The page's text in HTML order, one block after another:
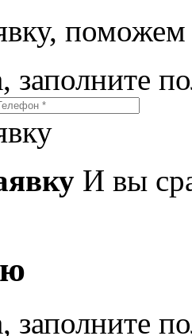
заполните
И вы
заполните